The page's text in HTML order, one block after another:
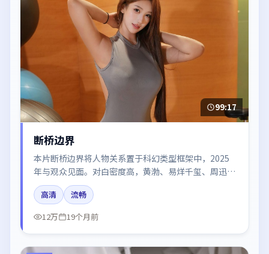
99:17
断桥边界
本片断桥边界将人物关系置于科幻类型框架中，2025
年与观众见面。对白密度高，黄渤、易烊千玺、周迅、
于和伟、杨幂的台词节奏值得关注；整体气质偏中国大
陆都市与冷色调摄影。
高清
流畅
12万
19个月前